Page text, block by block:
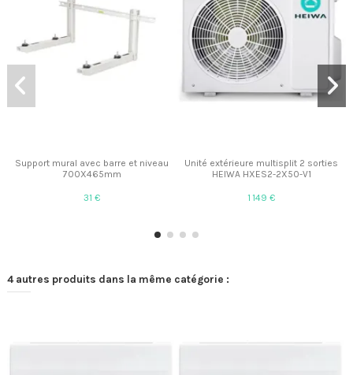
Support mural avec barre et niveau
700X465mm
31 €
Unité extérieure multisplit 2 sorties
HEIWA HXES2-2X50-V1
1 149 €
4 autres produits dans la même catégorie :